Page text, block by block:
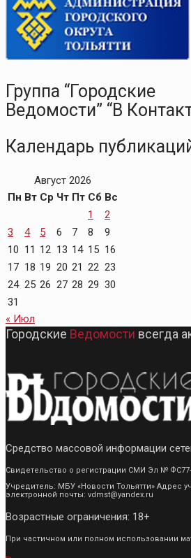
Группа “Городские
Ведомости” “В
Календарь
Август 2026
Пн Вт Ср Чт Пт Сб Вс
1
2
3
4 5 6 7 8
9
10 11 12 13 14 15 16
17 18 19 20 21 22 23
24 25 26 27 28 29 30
31
« Июл
Городские Ведомости всегда
Средство массовой информации
Свидетельство о регистрации СМИ Эл №
Учредитель: МБУ «Новости Тольятти» Адрес
электронной почты: vdmst@yandex.ru
Возрастные ограничения: 18+
При частичном или полном использовании